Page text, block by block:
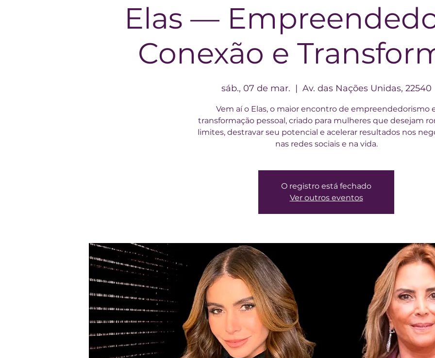
Elas —
Conexão e
sáb., 07 de mar.
  |
Av. das Nações Unidas, 22540
Vem aí o Elas, o maior encontro de empreendedorismo
transformação pessoal, criado para mulheres que desejam
limites, destravar seu potencial e acelerar resultados nos
nas redes sociais e na vida.
O registro está fechado
Ver outros eventos